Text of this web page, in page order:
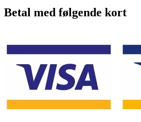
Betal med følgende kort